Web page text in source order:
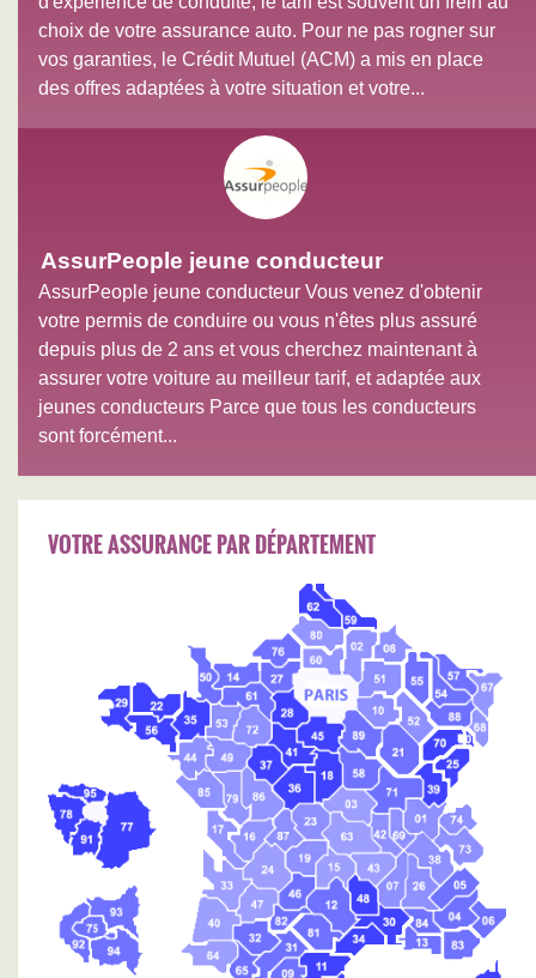
choix de votre assurance auto. Pour ne pas rogner sur
vos garanties, le Crédit Mutuel (ACM) a mis en place
des offres adaptées à votre situation et votre...
AssurPeople jeune conducteur
AssurPeople jeune conducteur Vous venez d'obtenir
votre permis de conduire ou vous n'êtes plus assuré
depuis plus de 2 ans et vous cherchez maintenant à
assurer votre voiture au meilleur tarif, et adaptée aux
jeunes conducteurs Parce que tous les conducteurs
sont forcément...
VOTRE ASSURANCE PAR DÉPARTEMENT